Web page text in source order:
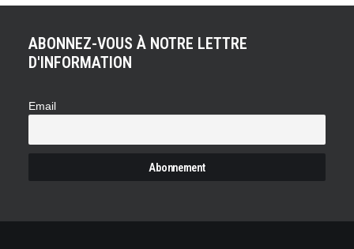
ABONNEZ-VOUS À NOTRE LETTRE
D'INFORMATION
Email